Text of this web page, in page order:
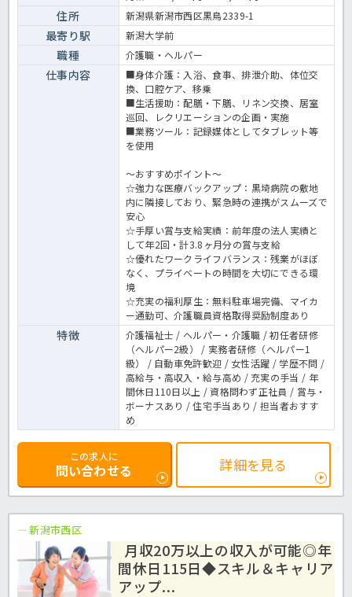
さいませ♪有料老人ホームでの介護業務全般です。＜介護職 正社
員 有料老人ホームの求人＞
住所 新潟県新潟市西区黒鳥2339-1
最寄り駅 新潟大学前
職種 介護職・ヘルパー
仕事内容
■身体介護：入浴、食事、排泄介助、体位交
換、口腔ケア、移乗
■生活援助：配膳・下膳、リネン交換、居室
巡回、レクリエーションの企画・実施
■業務ツール：記録媒体としてタブレット等
を使用
～おすすめポイント～
☆強力な医療バックアップ：黒埼病院の敷地
内に隣接しており、緊急時の連携がスムーズで
安心
☆手厚い賞与支給実績：前年度の法人実績と
して年2回・計3.8ヶ月分の賞与支給
☆優れたワークライフバランス：残業がほぼ
なく、プライベートの時間を大切にできる環
境
☆充実の福利厚生：無料駐車場完備、マイカ
ー通勤可、介護職員資格取得奨励制度あり
特徴
介護福祉士 / ヘルパー・介護職 / 初任者研修
（ヘルパー2級） / 実務者研修（ヘルパー1
級） / 自動車免許歓迎 / 女性活躍 / 学歴不問 /
高給与・高収入・給与高め / 充実の手当 / 年
間休日110日以上 / 資格問わず正社員 / 賞与・
ボーナスあり / 住宅手当あり / 担当者おすす
め
この求人に
問い合わせる 詳細を見る
新潟市西区
月収20万以上の収入が可能◎年
間休日115日◆スキル＆キャリア
アップ...